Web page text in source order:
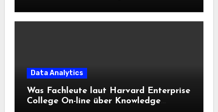
Data Analytics
Was Fachleute laut Harvard Enterprise
College On-line über Knowledge